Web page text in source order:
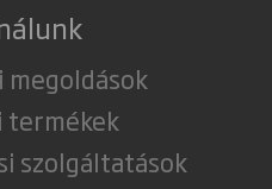
megoldások
termékek
szolgáltatások